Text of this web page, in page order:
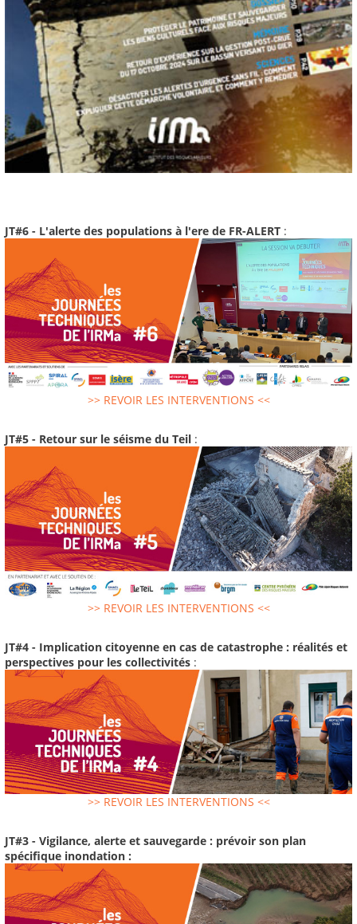
JT#6 - L'alerte des populations à l'ere de FR-ALERT :
>> REVOIR LES INTERVENTIONS <<
JT#5 - Retour sur le séisme du Teil :
>> REVOIR LES INTERVENTIONS <<
JT#4 - Implication citoyenne en cas de catastrophe : réalités et
perspectives pour les collectivités :
>> REVOIR LES INTERVENTIONS <<
JT#3 - Vigilance, alerte et sauvegarde : prévoir son plan
spécifique inondation :